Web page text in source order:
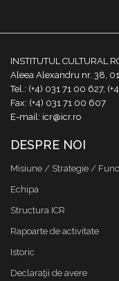
INSTITUTUL CULTURAL
Aleea Alexandru nr. 38,
Tel.: (+4) 031 71 00 627,
Fax: (+4) 031 71 00 607
E-mail: icr@icr.ro
DESPRE NOI
Misiune / Strategie /
Echipa
Structura ICR
Rapoarte de activitate
Istoric
Declaraţii de avere